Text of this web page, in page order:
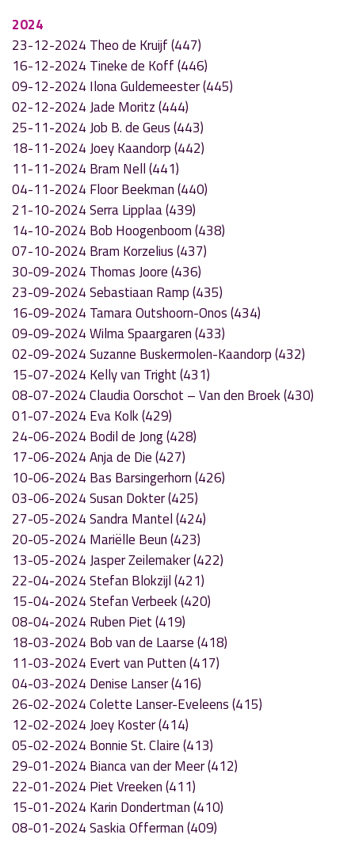
2024
23-12-2024 Theo de Kruijf (447)
16-12-2024 Tineke de Koff (446)
09-12-2024 Ilona Guldemeester (445)
02-12-2024 Jade Moritz (444)
25-11-2024 Job B. de Geus (443)
18-11-2024 Joey Kaandorp (442)
11-11-2024 Bram Nell (441)
04-11-2024 Floor Beekman (440)
21-10-2024 Serra Lipplaa (439)
14-10-2024 Bob Hoogenboom (438)
07-10-2024 Bram Korzelius (437)
30-09-2024 Thomas Joore (436)
23-09-2024 Sebastiaan Ramp (435)
16-09-2024 Tamara Outshoorn-Onos (434)
09-09-2024 Wilma Spaargaren (433)
02-09-2024 Suzanne Buskermolen-Kaandorp (432)
15-07-2024 Kelly van Tright (431)
08-07-2024 Claudia Oorschot – Van den Broek (430)
01-07-2024 Eva Kolk (429)
24-06-2024 Bodil de Jong (428)
17-06-2024 Anja de Die (427)
10-06-2024 Bas Barsingerhorn (426)
03-06-2024 Susan Dokter (425)
27-05-2024 Sandra Mantel (424)
20-05-2024 Mariëlle Beun (423)
13-05-2024 Jasper Zeilemaker (422)
22-04-2024 Stefan Blokzijl (421)
15-04-2024 Stefan Verbeek (420)
08-04-2024 Ruben Piet (419)
18-03-2024 Bob van de Laarse (418)
11-03-2024 Evert van Putten (417)
04-03-2024 Denise Lanser (416)
26-02-2024 Colette Lanser-Eveleens (415)
12-02-2024 Joey Koster (414)
05-02-2024 Bonnie St. Claire (413)
29-01-2024 Bianca van der Meer (412)
22-01-2024 Piet Vreeken (411)
15-01-2024 Karin Dondertman (410)
08-01-2024 Saskia Offerman (409)